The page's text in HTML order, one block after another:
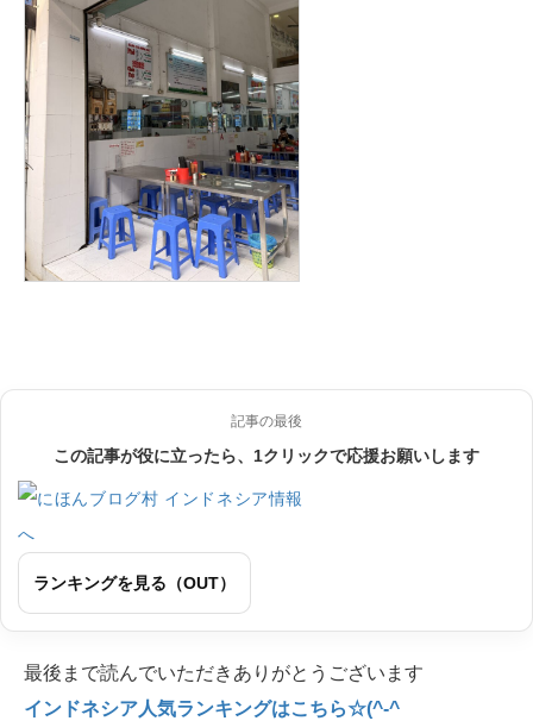
記事の最後
この記事が役に立ったら、1クリックで応援お願いします
ランキングを見る（OUT）
最後まで読んでいただきありがとうございます
インドネシア人気ランキングはこちら☆(^-^